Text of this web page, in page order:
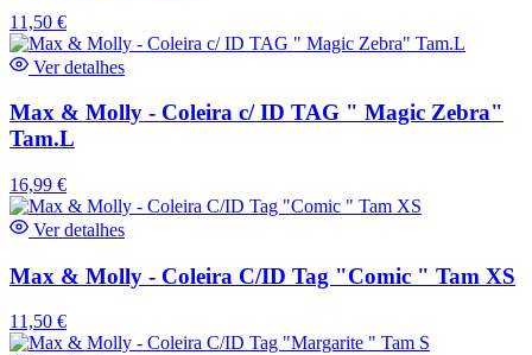
11,50 €
Ver detalhes
Max & Molly - Coleira c/ ID TAG " Magic Zebra"
Tam.L
16,99 €
Ver detalhes
Max & Molly - Coleira C/ID Tag "Comic " Tam XS
11,50 €